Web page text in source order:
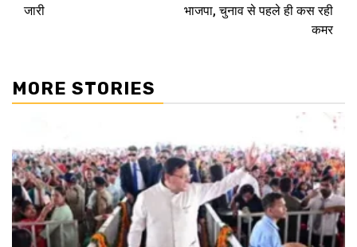
जारी
भाजपा, चुनाव से पहले ही कस रही
कमर
MORE STORIES